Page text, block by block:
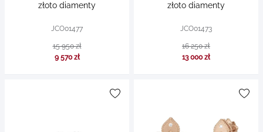
złoto diamenty
JCO01477
15 950 zł
9 570 zł
złoto diamenty
JCO01473
16 250 zł
13 000 zł